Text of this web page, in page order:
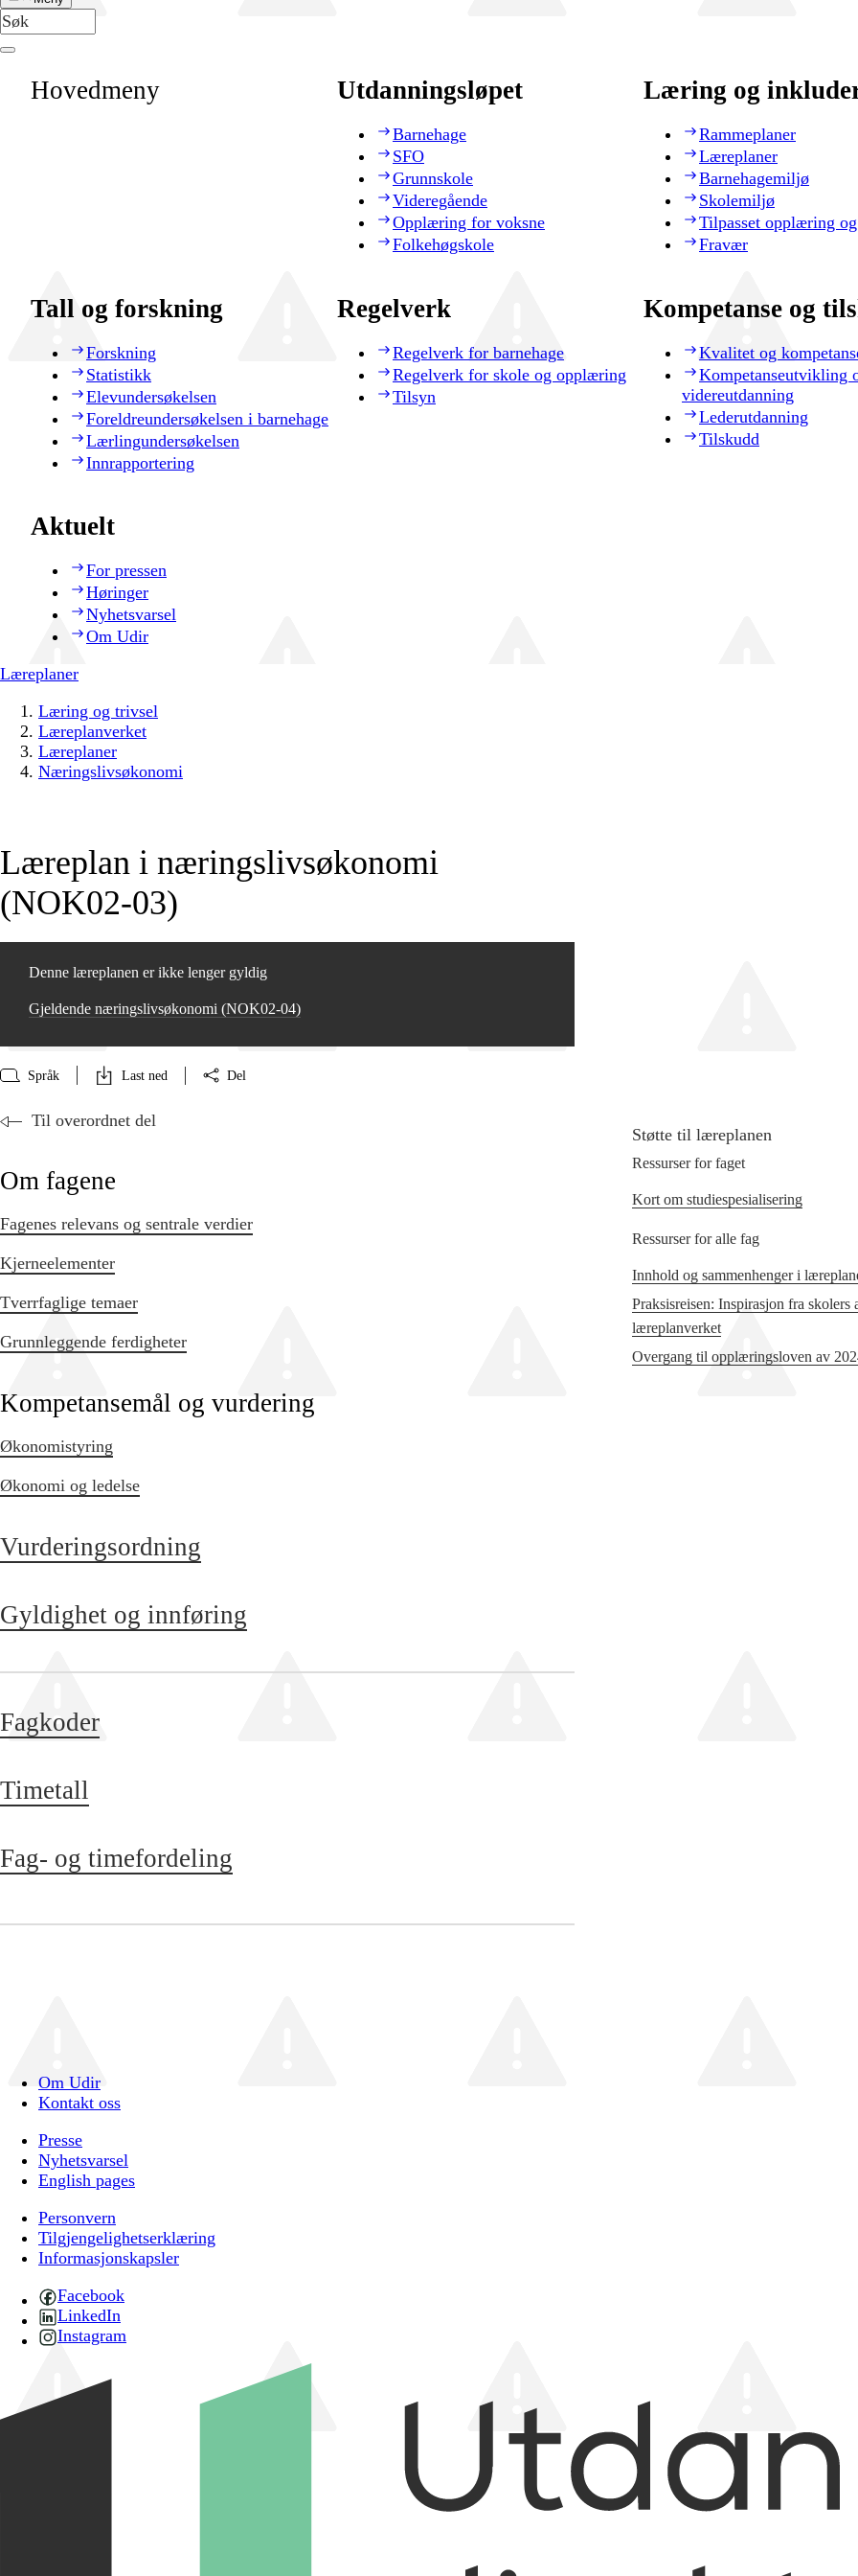
Hovedmeny Utdanningsløpet
Barnehage
SFO
Grunnskole
Videregående
Opplæring for voksne
Folkehøgskole
Læring og
Rammeplaner
Læreplaner
Barnehagemiljø
Skolemiljø
Tilpasset opplæring
Fravær
Tall og forskning
Forskning
Statistikk
Elevundersøkelsen
Foreldreundersøkelsen i barnehage
Lærlingundersøkelsen
Innrapportering
Regelverk
Regelverk for barnehage
Regelverk for skole og opplæring
Tilsyn
Kompetanse og
Kvalitet og
Kompetanseutvikling
videreutdanning
Lederutdanning
Tilskudd
Aktuelt
For pressen
Høringer
Nyhetsvarsel
Om Udir
Læreplaner
Læring og trivsel
Læreplanverket
Læreplaner
Næringslivsøkonomi
Læreplan i næringslivsøkonomi
(NOK02‑03)
Denne læreplanen er ikke lenger gyldig
Gjeldende næringslivsøkonomi (NOK02‑04)
Språk Last ned Del
Til overordnet del
Om fagene
Fagenes relevans og sentrale verdier
Kjerneelementer
Tverrfaglige temaer
Grunnleggende ferdigheter
Kompetansemål og vurdering
Økonomistyring
Økonomi og ledelse
Vurderingsordning
Gyldighet og innføring
Fagkoder
Timetall
Fag- og timefordeling
Støtte til læreplanen
Ressurser for faget
Kort om studiespesialisering
Ressurser for alle fag
Innhold og sammenhenger i
Praksisreisen: Inspirasjon fra skolers
læreplanverket
Overgang til opplæringsloven av
Om Udir
Kontakt oss
Presse
Nyhetsvarsel
English pages
Personvern
Tilgjengelighetserklæring
Informasjonskapsler
Facebook
LinkedIn
Instagram